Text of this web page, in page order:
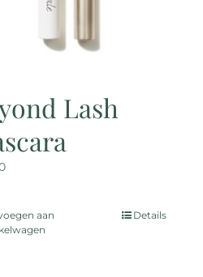
productpagina
Lash
aan
Details